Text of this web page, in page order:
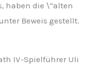
haben die \“alten
Beweis gestellt.
IV-Spielführer Uli